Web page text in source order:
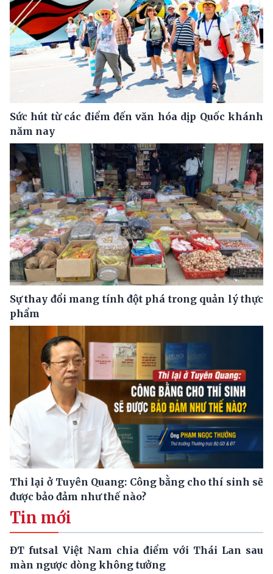
Sức hút từ các điểm đến văn hóa dịp Quốc khánh
năm nay
Sự thay đổi mang tính đột phá trong quản lý thực
phẩm
Thi lại ở Tuyên Quang: Công bằng cho thí sinh sẽ
được bảo đảm như thế nào?
Tin mới
ĐT futsal Việt Nam chia điểm với Thái Lan sau
màn ngược dòng không tưởng